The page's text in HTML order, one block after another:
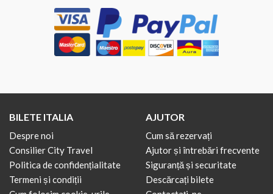
BILETE ITALIA
Despre noi
Consilier City Travel
Politica de confidențialitate
Termeni și condiții
AJUTOR
Cum să rezervați
Ajutor și întrebări frecvente
Siguranță și securitate
Descărcați bilete